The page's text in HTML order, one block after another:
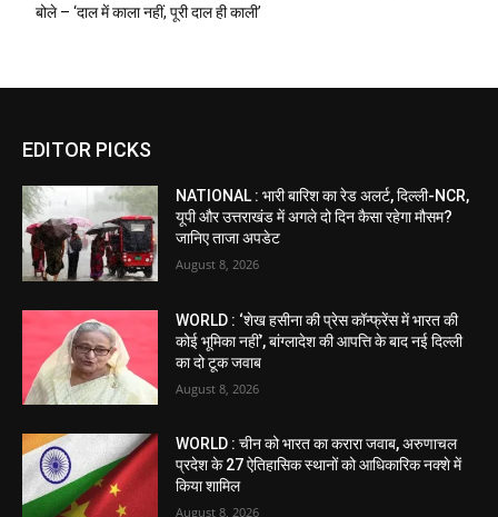
बोले – ‘दाल में काला नहीं, पूरी दाल ही काली’
EDITOR PICKS
NATIONAL : भारी बारिश का रेड अलर्ट, दिल्ली-NCR,
यूपी और उत्तराखंड में अगले दो दिन कैसा रहेगा मौसम?
जानिए ताजा अपडेट
August 8, 2026
WORLD : ‘शेख हसीना की प्रेस कॉन्फ्रेंस में भारत की
कोई भूमिका नहीं’, बांग्लादेश की आपत्ति के बाद नई दिल्ली
का दो टूक जवाब
August 8, 2026
WORLD : चीन को भारत का करारा जवाब, अरुणाचल
प्रदेश के 27 ऐतिहासिक स्थानों को आधिकारिक नक्शे में
किया शामिल
August 8, 2026